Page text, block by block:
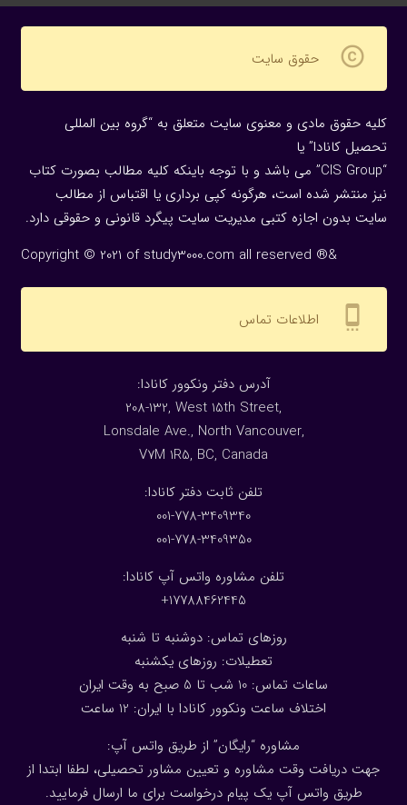
copyright حقوق سایت
کلیه حقوق مادی و معنوی سایت متعلق به “گروه بین المللی
تحصیل کانادا” یا
“CIS Group” می باشد و با توجه باینکه کلیه مطالب بصورت کتاب
نیز منتشر شده است، هرگونه كپی برداری یا اقتباس از مطالب
سایت بدون اجازه كتبی مدیریت سایت پیگرد قانونی و حقوقی دارد.
Copyright © 2021 of study3000.com all reserved ®&
settings_cell اطلاعات تماس
:آدرس دفتر ونکوور کانادا
208-132, West 15th Street,
Lonsdale Ave., North Vancouver,
V7M 1R5, BC, Canada
:تلفن ثابت دفتر کانادا
001-778-3409340
001-778-3409350
تلفن مشاوره واتس آپ کانادا:
17788462445+
روزهای تماس: دوشنبه تا شنبه
تعطیلات: روزهای یکشنبه
ساعات تماس: 10 شب تا 5 صبح به وقت ایران
اختلاف ساعت ونکوور کانادا با ایران: 1 2 ساعت
مشاوره “رایگان” از طریق واتس آپ:
جهت دریافت وقت مشاوره و تعیین مشاور تحصیلی، لطفا ابتدا از
طریق واتس آپ یک پیام درخواست برای ما ارسال فرمایید.